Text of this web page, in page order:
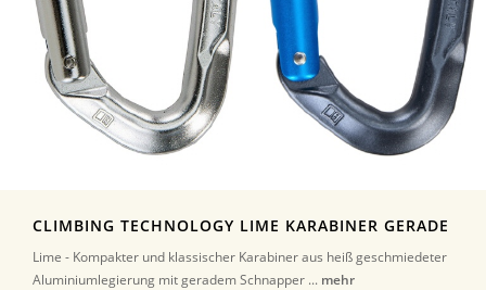
CLIMBING TECHNOLOGY LIME KARABINER GERADE
Lime - Kompakter und klassischer Karabiner aus heiß geschmiedeter
Aluminiumlegierung mit geradem Schnapper ... mehr